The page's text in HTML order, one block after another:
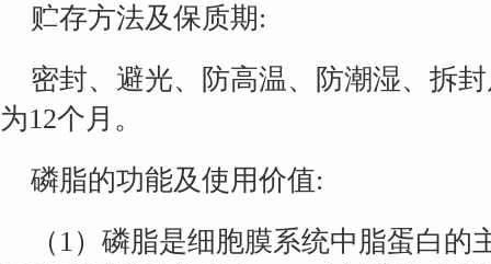
贮存方法及保质期:
密封、避光、防高温、防潮湿、拆
为12个月。
磷脂的功能及使用价值:
（1）磷脂是细胞膜系统中脂蛋白